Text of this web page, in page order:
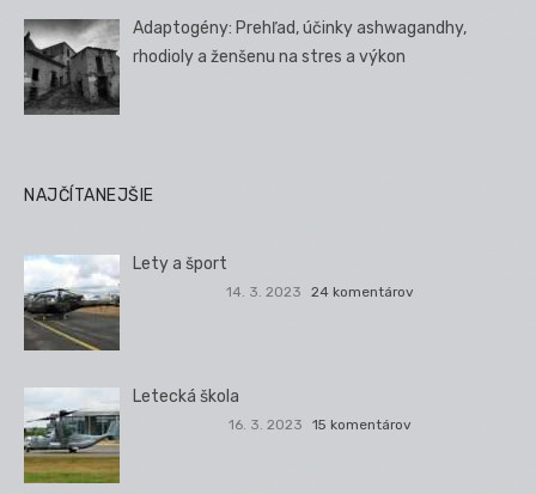
Adaptogény: Prehľad, účinky ashwagandhy,
rhodioly a ženšenu na stres a výkon
NAJČÍTANEJŠIE
Lety a šport
14. 3. 2023 24 komentárov
Letecká škola
16. 3. 2023 15 komentárov